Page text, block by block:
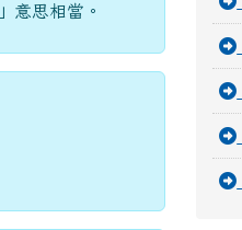
意思相當。